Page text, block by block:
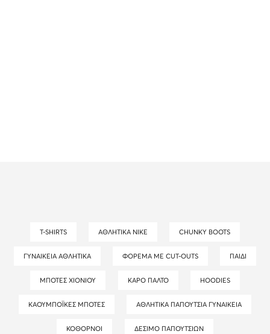
T-SHIRTS ΑΘΛΗΤΙΚΆ NIKE CHUNKY BOOTS
ΓΥΝΑΙΚΕΊΑ ΑΘΛΗΤΙΚΆ ΦΌΡΕΜΑ ΜΕ CUT-OUTS ΠΑΙΔΊ
ΜΠΌΤΕΣ ΧΙΟΝΙΟΎ ΚΑΡΌ ΠΑΛΤΌ HOODIES
ΚΑΟΥΜΠΌΙΚΕΣ ΜΠΌΤΕΣ ΑΘΛΗΤΙΚΆ ΠΑΠΟΎΤΣΙΑ ΓΥΝΑΙΚΕΊΑ
ΚΌΘΟΡΝΟΙ ΔΈΣΙΜΟ ΠΑΠΟΥΤΣΙΏΝ